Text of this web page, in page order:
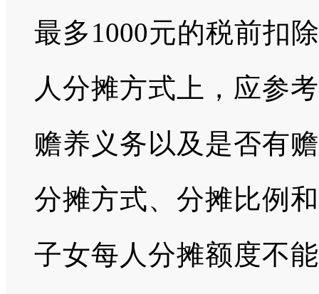
最多1000元的税前扣
人分摊方式上，应参
赡养义务以及是否有
分摊方式、分摊比例
子女每人分摊额度不